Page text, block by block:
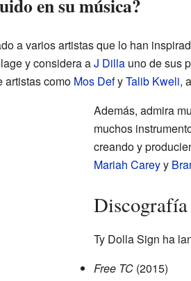
en su música?
a varios artistas que lo han
y considera aJ Dillauno de sus
artistas como Mos DefyTalib Kweli,
Además, admira
muchos
creando y
Mariah Careyy
Ty Dolla Sign ha
Free TC(2015)